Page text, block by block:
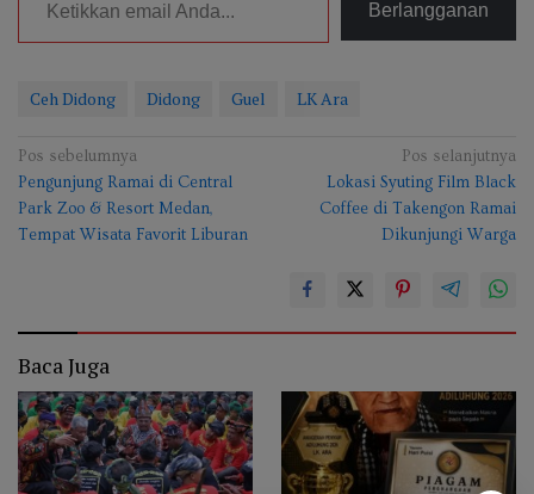
Berlangganan
Ceh Didong Didong Guel LK Ara
Navigasi
pos
Pos sebelumnya
Pengunjung Ramai di Central
Park Zoo & Resort Medan,
Tempat Wisata Favorit Liburan
Pos selanjutnya
Lokasi Syuting Film Black
Coffee di Takengon Ramai
Dikunjungi Warga
13
Baca Juga